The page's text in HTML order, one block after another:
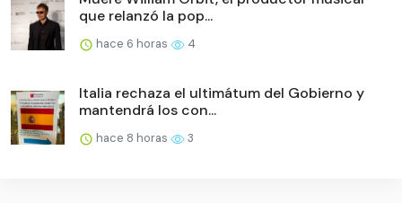
que relanzó la pop...
hace 6 horas 4
Italia rechaza el ultimátum del Gobierno y
mantendrá los con...
hace 8 horas 3